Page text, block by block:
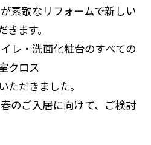
素敵なリフォームで新しい
ます。
レ・洗面化粧台のすべての
クロス
ただきました。
のご入居に向けて、ご検討